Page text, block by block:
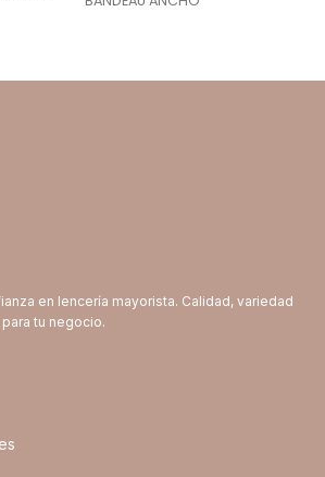
en lencería mayorista. Calidad, variedad
tu negocio.